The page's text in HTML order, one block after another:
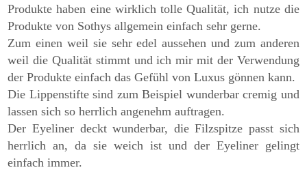
Produkte haben eine wirklich tolle Qualität, ich nutze die
Produkte von Sothys allgemein einfach sehr gerne.
Zum einen weil sie sehr edel aussehen und zum anderen
weil die Qualität stimmt und ich mir mit der Verwendung
der Produkte einfach das Gefühl von Luxus gönnen kann.
Die Lippenstifte sind zum Beispiel wunderbar cremig und
lassen sich so herrlich angenehm auftragen.
Der Eyeliner deckt wunderbar, die Filzspitze passt sich
herrlich an, da sie weich ist und der Eyeliner gelingt
einfach immer.